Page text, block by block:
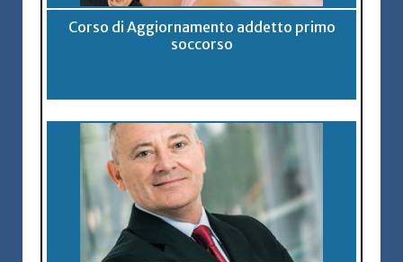
Corso di Aggiornamento addetto primo
soccorso